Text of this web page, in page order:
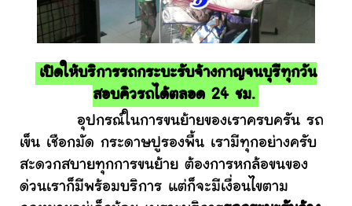
เปิดให้บริการรถกระบะรับจ้างกาญจนบุรีทุกวัน
สอบคิวรถได้ตลอด 24 ชม.
อุปกรณ์ในการขนย้ายของเราครบครัน รถ
เข็น เชือกมัด กระดาษปูรองพื้น เรามีทุกอย่างครับ
สะดวกสบายทุกการขนย้าย ต้องการหกล้อขนของ
ด่วนเราก็มีพร้อมบริการ แต่ก็จะมีเงื่อนไขตาม